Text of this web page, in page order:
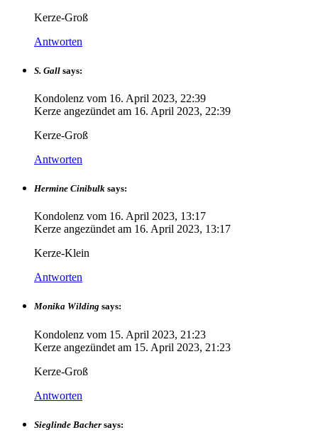
Kerze-Groß
Antworten
S. Gall says:
Kondolenz vom 16. April 2023, 22:39
Kerze angezündet am 16. April 2023, 22:39
Kerze-Groß
Antworten
Hermine Cinibulk says:
Kondolenz vom 16. April 2023, 13:17
Kerze angezündet am 16. April 2023, 13:17
Kerze-Klein
Antworten
Monika Wilding says:
Kondolenz vom 15. April 2023, 21:23
Kerze angezündet am 15. April 2023, 21:23
Kerze-Groß
Antworten
Sieglinde Bacher says: